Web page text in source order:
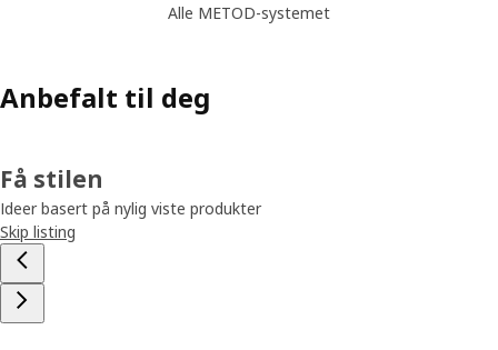
Alle METOD-systemet
Anbefalt til deg
Få stilen
Ideer basert på nylig viste produkter
Skip listing